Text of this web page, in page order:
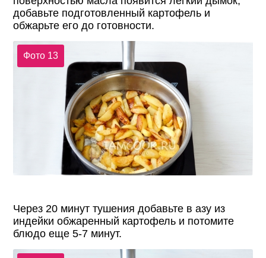
добавьте подготовленный картофель и
обжарьте его до готовности.
Фото 13
Через 20 минут тушения добавьте в азу из
индейки обжаренный картофель и потомите
блюдо еще 5-7 минут.